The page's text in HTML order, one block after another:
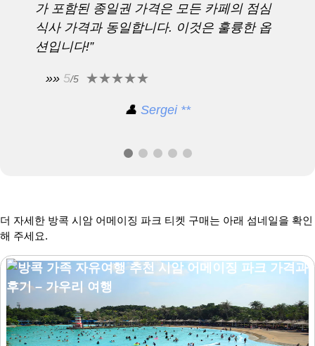
가 포함된 종일권 가격은 모든 카페의 점심
식사 가격과 동일합니다. 이것은 훌륭한 옵
션입니다!”
»» 5/5
👤 Sergei **
더 자세한 방콕 시암 어메이징 파크 티켓 구매는 아래 섬네일을 확인
해 주세요.